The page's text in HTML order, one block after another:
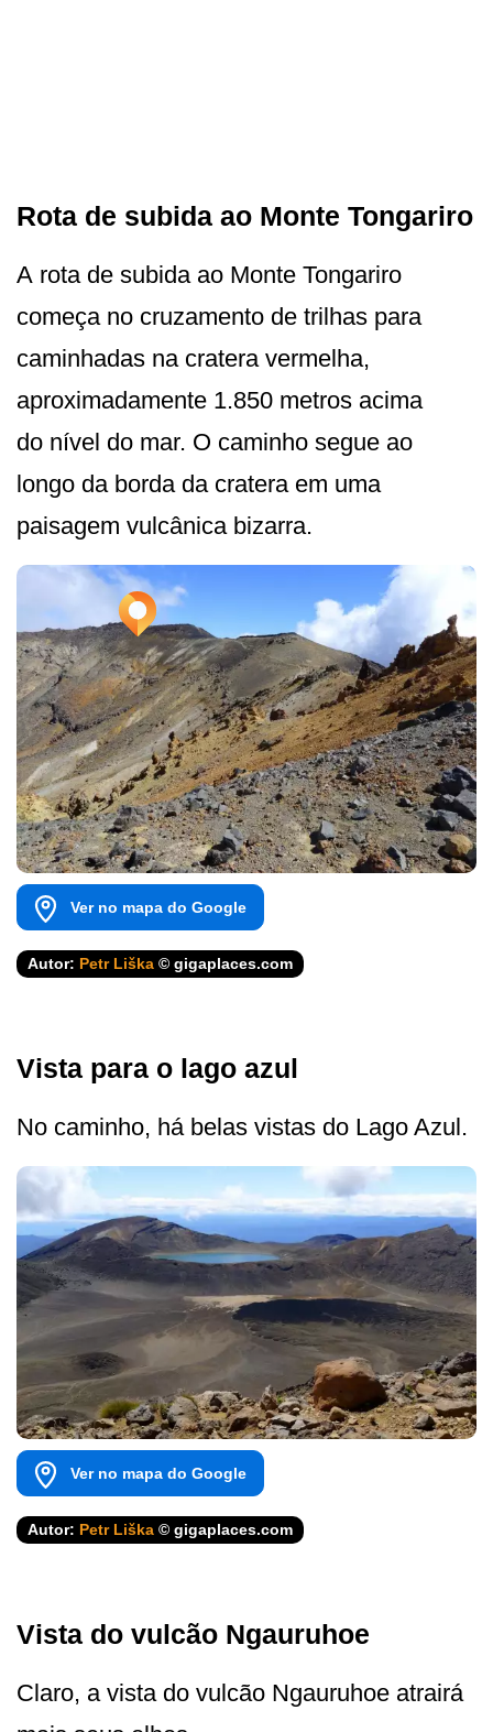
Rota de subida ao Monte Tongariro
A rota de subida ao Monte Tongariro
começa no cruzamento de trilhas para
caminhadas na cratera vermelha,
aproximadamente 1.850 metros acima
do nível do mar. O caminho segue ao
longo da borda da cratera em uma
paisagem vulcânica bizarra.
Ver no mapa do Google
Autor: Petr Liška © gigaplaces.com
Vista para o lago azul
No caminho, há belas vistas do Lago Azul.
Ver no mapa do Google
Autor: Petr Liška © gigaplaces.com
Vista do vulcão Ngauruhoe
Claro, a vista do vulcão Ngauruhoe atrairá